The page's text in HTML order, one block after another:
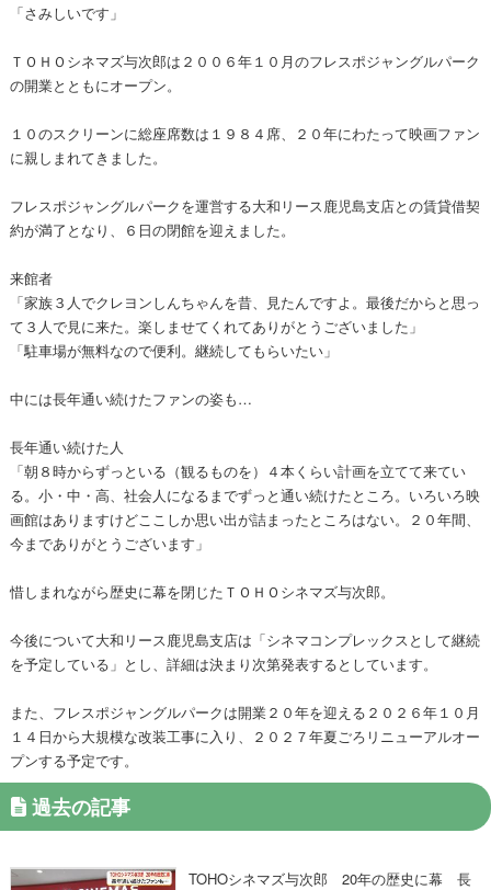
「さみしいです」
ＴＯＨＯシネマズ与次郎は２００６年１０月のフレスポジャングルパーク
の開業とともにオープン。
１０のスクリーンに総座席数は１９８４席、２０年にわたって映画ファン
に親しまれてきました。
フレスポジャングルパークを運営する大和リース鹿児島支店との賃貸借契
約が満了となり、６日の閉館を迎えました。
来館者
「家族３人でクレヨンしんちゃんを昔、見たんですよ。最後だからと思っ
て３人で見に来た。楽しませてくれてありがとうございました」
「駐車場が無料なので便利。継続してもらいたい」
中には長年通い続けたファンの姿も…
長年通い続けた人
「朝８時からずっといる（観るものを）４本くらい計画を立てて来てい
る。小・中・高、社会人になるまでずっと通い続けたところ。いろいろ映
画館はありますけどここしか思い出が詰まったところはない。２０年間、
今までありがとうございます」
惜しまれながら歴史に幕を閉じたＴＯＨＯシネマズ与次郎。
今後について大和リース鹿児島支店は「シネマコンプレックスとして継続
を予定している」とし、詳細は決まり次第発表するとしています。
また、フレスポジャングルパークは開業２０年を迎える２０２６年１０月
１４日から大規模な改装工事に入り、２０２７年夏ごろリニューアルオー
プンする予定です。
過去の記事
TOHOシネマズ与次郎 20年の歴史に幕 長